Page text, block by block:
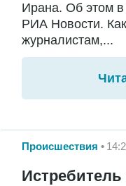
Ирана. Об этом
РИА Новости.
журналистам,...
Происшествия
Истребитель